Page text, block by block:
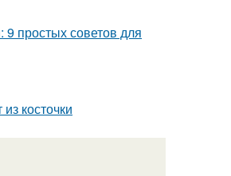
простых советов для
косточки